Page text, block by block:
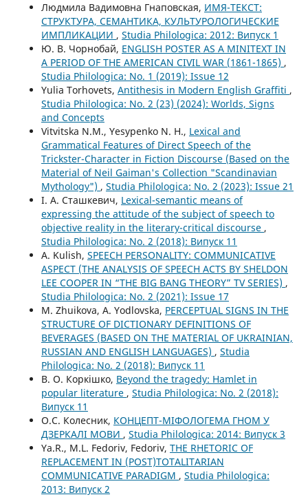
Людмила Вадимовна Гнаповская, ИМЯ-ТЕКСТ:
СТРУКТУРА, СЕМАНТИКА, КУЛЬТУРОЛОГИЧЕСКИЕ
ИМПЛИКАЦИИ , Studia Philologica: 2012: Випуск 1
Ю. В. Чорнобай, ENGLISH POSTER AS A MINITEXT IN
A PERIOD OF THE AMERICAN CIVIL WAR (1861-1865) ,
Studia Philologica: No. 1 (2019): Issue 12
Yulia Torhovets, Antithesis in Modern English Graffiti ,
Studia Philologica: No. 2 (23) (2024): Worlds, Signs
and Concepts
Vitvitska N.M., Yesypenko N. H., Lexical and
Grammatical Features of Direct Speech of the
Trickster-Character in Fiction Discourse (Based on the
Material of Neil Gaiman's Collection "Scandinavian
Mythology") , Studia Philologica: No. 2 (2023): Issue 21
І. А. Сташкевич, Lexical-semantic means of
expressing the attitude of the subject of speech to
objective reality in the literary-critical discourse ,
Studia Philologica: No. 2 (2018): Випуск 11
A. Kulish, SPEECH PERSONALITY: COMMUNICATIVE
ASPECT (THE ANALYSIS OF SPEECH ACTS BY SHELDON
LEE COOPER IN “THE BIG BANG THEORY” TV SERIES) ,
Studia Philologica: No. 2 (2021): Issue 17
M. Zhuikova, A. Yodlovska, PERCEPTUAL SIGNS IN THE
STRUCTURE OF DICTIONARY DEFINITIONS OF
BEVERAGES (BASED ON THE MATERIAL OF UKRAINIAN,
RUSSIAN AND ENGLISH LANGUAGES) , Studia
Philologica: No. 2 (2018): Випуск 11
В. О. Коркішко, Beyond the tragedy: Hamlet in
popular literature , Studia Philologica: No. 2 (2018):
Випуск 11
О.С. Колесник, КОНЦЕПТ-МІФОЛОГЕМА ГНОМ У
ДЗЕРКАЛІ МОВИ , Studia Philologica: 2014: Випуск 3
Ya.R., M.L. Fedoriv, Fedoriv, THE RHETORIC OF
REPLACEMENT IN (POST)TOTALITARIAN
COMMUNICATIVE PARADIGM , Studia Philologica:
2013: Випуск 2